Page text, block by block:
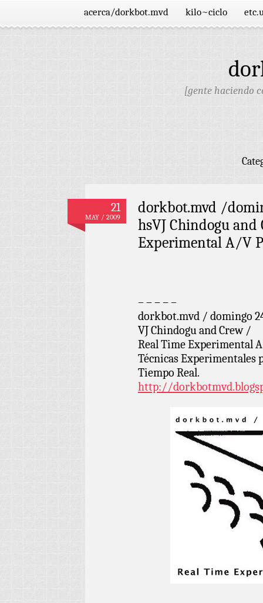
acerca/dorkbot.mvd kilo~ciclo
[gente haciendo
21
MAY / 2009
dorkbot.mvd /
hsVJ Chindogu
Experimental A/V
– – – – –
dorkbot.mvd / domingo
VJ Chindogu and Crew /
Real Time Experimental
Técnicas Experimentales
Tiempo Real.
http://